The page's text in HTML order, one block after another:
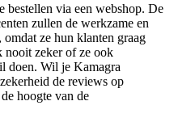
bestellen via een webshop. De
zullen de werkzame en
ze hun klanten graag
nooit zeker of ze ook
doen. Wil je Kamagra
de reviews op
hoogte van de